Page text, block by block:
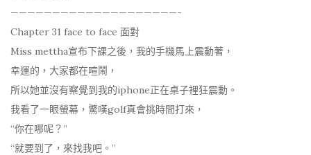
————————————————————-
Chapter 31 face to face 面對
Miss mettha宣布下課之後，我的手機馬上震動著，
幸運的，大家都在喧鬧，
所以她並沒有察覺到我的iphone正在桌子裡狂震動。
我看了一眼螢幕，驚嘆golf真會挑時間打來，
“你在哪呢？”
“就要到了，來找我吧。”